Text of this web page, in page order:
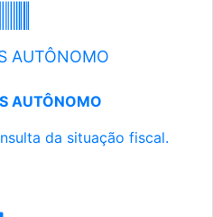
AUTÔNOMO
AUTÔNOMO
da situação fiscal.